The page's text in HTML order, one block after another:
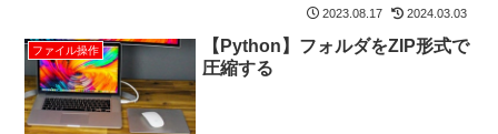
2023.08.17 2024.03.03
ファイル操作
【Python】フォルダをZIP形式で
圧縮する